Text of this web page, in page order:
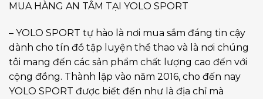
MUA HÀNG AN TÂM TẠI YOLO SPORT
– YOLO SPORT tự hào là nơi mua sắm đáng tin cậy
dành cho tín đồ tập luyện thể thao và là nơi chúng
tôi mang đến các sản phẩm chất lượng cao đến với
cộng đồng. Thành lập vào năm 2016, cho đến nay
YOLO SPORT được biết đến như là địa chỉ mà